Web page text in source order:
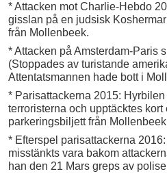
* Attacken mot Charlie-Hebdo
gisslan på en judsisk
från Mollenbeek.
* Attacken på Amsterdam-Paris
(Stoppades av turistande
Attentatsmannen hade bott i
* Parisattackerna 2015:
terroristerna och upptäcktes kort
parkeringsbiljett från
* Efterspel parisattackerna
misstänkts vara bakom
han den 21 Mars greps av